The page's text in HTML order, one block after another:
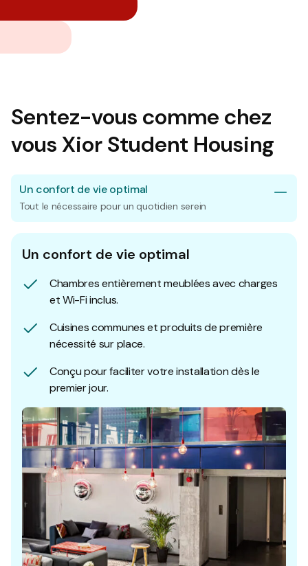
Sentez-vous comme chez
vous Xior Student Housing
Un confort de vie optimal
Tout le nécessaire pour un quotidien serein
Un confort de vie optimal
Chambres entièrement meublées avec charges
et Wi-Fi inclus.
Cuisines communes et produits de première
nécessité sur place.
Conçu pour faciliter votre installation dès le
premier jour.